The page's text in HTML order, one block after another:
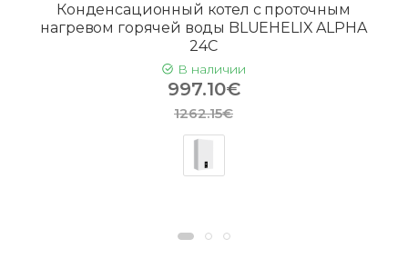
Конденсационный котел с проточным
нагревом горячей воды BLUEHELIX ALPHA
24C
В наличии
997.10€
1262.15€